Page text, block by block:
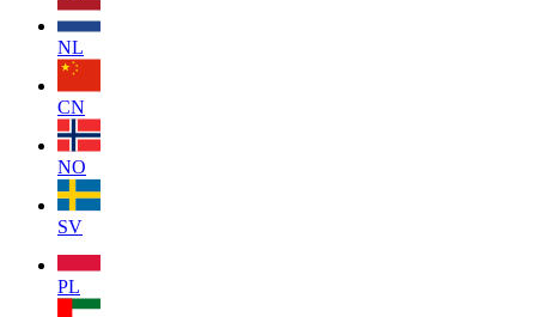
NL
CN
NO
SV
PL